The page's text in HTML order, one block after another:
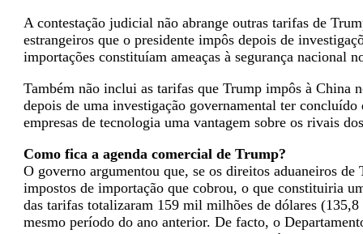
A contestação judicial não abrange outras tarifas de
estrangeiros que o presidente impôs depois de
importações constituíam ameaças à segurança nacional
Também não inclui as tarifas que Trump impôs à China
depois de uma investigação governamental ter
empresas de tecnologia uma vantagem sobre os rivais
Como fica a agenda comercial de Trump?
O governo argumentou que, se os direitos aduaneiros
impostos de importação que cobrou, o que constituiria
das tarifas totalizaram 159 mil milhões de dólares
mesmo período do ano anterior. De facto, o